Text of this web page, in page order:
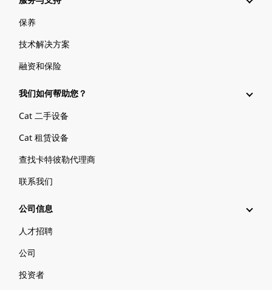
保养
技术解决方案
融资和保险
我们如何帮助您？
Cat 二手设备
Cat 租赁设备
查找卡特彼勒代理商
联系我们
公司信息
人才招聘
公司
投资者